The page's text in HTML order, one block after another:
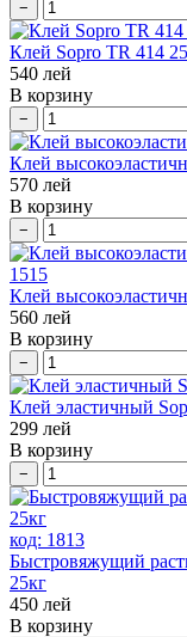
−
Клей Sopro TR 414
540 лей
В корзину
−
Клей
570 лей
В корзину
−
1515
Клей
560 лей
В корзину
−
Клей эластичный
299 лей
В корзину
−
код: 1813
Быстровяжущий
25кг
450 лей
В корзину